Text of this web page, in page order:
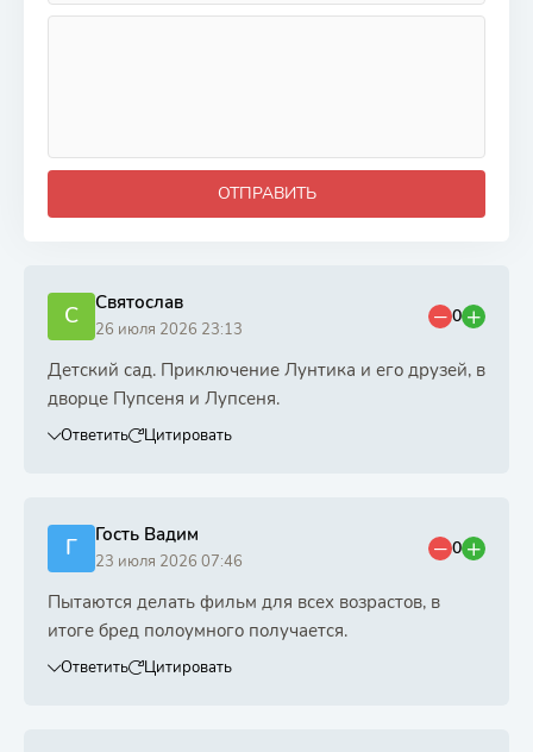
ОТПРАВИТЬ
С Святослав
26 июля 2026 23:13
0
Детский сад. Приключение Лунтика и его друзей, в
дворце Пупсеня и Лупсеня.
Ответить Цитировать
Г Гость Вадим
23 июля 2026 07:46
0
Пытаются делать фильм для всех возрастов, в
итоге бред полоумного получается.
Ответить Цитировать